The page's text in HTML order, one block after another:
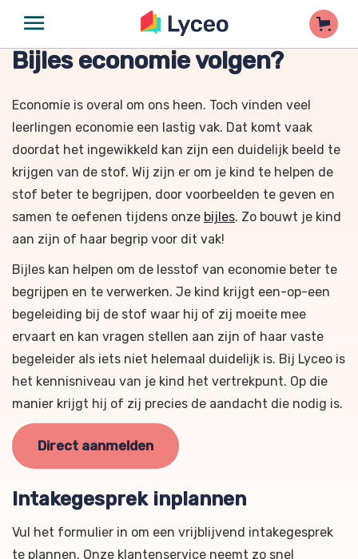
Bijles economie volgen?
Economie is overal om ons heen. Toch vinden veel
leerlingen economie een lastig vak. Dat komt vaak
doordat het ingewikkeld kan zijn een duidelijk beeld te
krijgen van de stof. Wij zijn er om je kind te helpen de
stof beter te begrijpen, door voorbeelden te geven en
samen te oefenen tijdens onze bijles. Zo bouwt je kind
aan zijn of haar begrip voor dit vak!
Bijles kan helpen om de lesstof van economie beter te
begrijpen en te verwerken. Je kind krijgt een-op-een
begeleiding bij de stof waar hij of zij moeite mee
ervaart en kan vragen stellen aan zijn of haar vaste
begeleider als iets niet helemaal duidelijk is. Bij Lyceo is
het kennisniveau van je kind het vertrekpunt. Op die
manier krijgt hij of zij precies de aandacht die nodig is.
Direct aanmelden
Intakegesprek inplannen
Vul het formulier in om een vrijblijvend intakegesprek
te plannen. Onze klantenservice neemt zo snel